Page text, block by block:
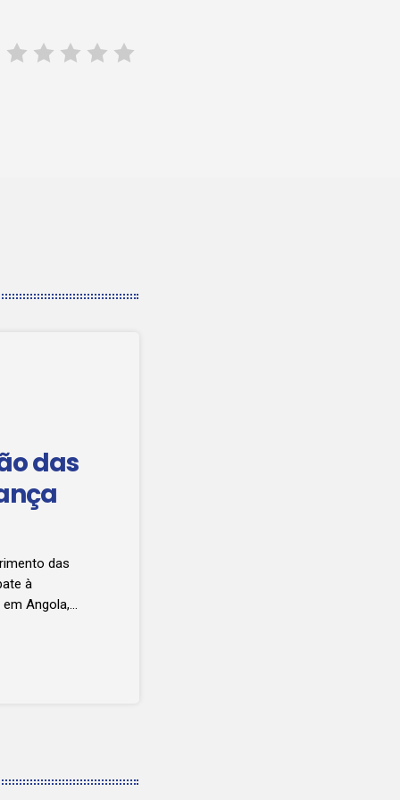
das
das
à
Angola,
saúde Sílvia